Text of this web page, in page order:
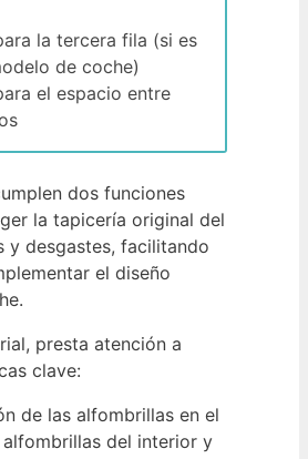
la tercera fila (si es
de coche)
el espacio entre
dos funciones
la tapicería original del
y desgastes, facilitando
el diseño
presta atención a
clave:
de las alfombrillas en el
del interior y